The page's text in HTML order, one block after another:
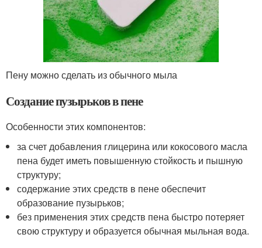
Пену можно сделать из обычного мыла
Создание пузырьков в пене
Особенности этих компонентов:
за счет добавления глицерина или кокосового масла
пена будет иметь повышенную стойкость и пышную
структуру;
содержание этих средств в пене обеспечит
образование пузырьков;
без применения этих средств пена быстро потеряет
свою структуру и образуется обычная мыльная вода.